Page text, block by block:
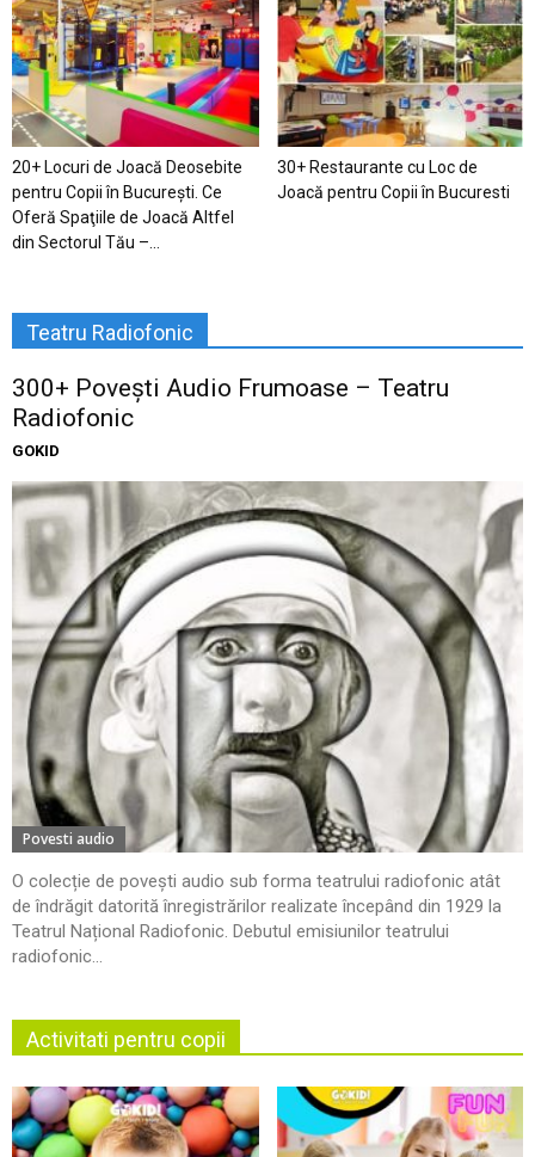
20+ Locuri de Joacă Deosebite
pentru Copii în Bucureşti. Ce
Oferă Spaţiile de Joacă Altfel
din Sectorul Tău –...
30+ Restaurante cu Loc de
Joacă pentru Copii în Bucuresti
Teatru Radiofonic
300+ Povești Audio Frumoase – Teatru
Radiofonic
GOKID
Povesti audio
O colecție de povești audio sub forma teatrului radiofonic atât
de îndrăgit datorită înregistrărilor realizate începând din 1929 la
Teatrul Național Radiofonic. Debutul emisiunilor teatrului
radiofonic...
Activitati pentru copii